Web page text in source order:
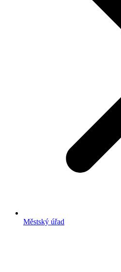
Městský úřad